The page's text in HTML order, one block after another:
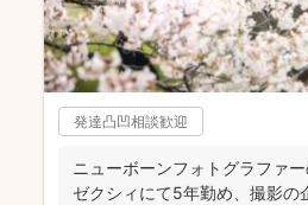
発達凸凹相談歓迎
ニューボーンフォトグラファ
ゼクシィにて5年勤め、撮影の